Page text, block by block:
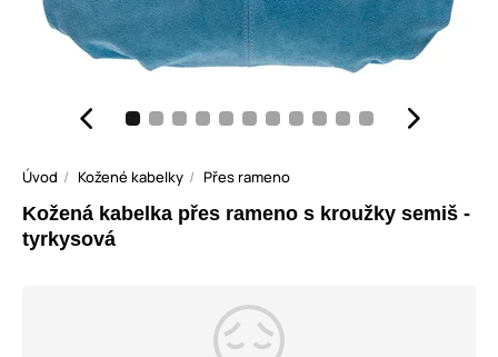
Úvod Kožené kabelky Přes rameno
Kožená kabelka přes rameno s kroužky semiš -
tyrkysová